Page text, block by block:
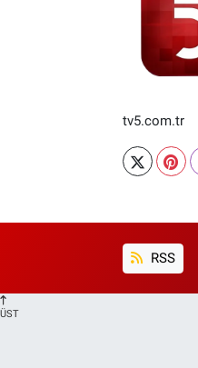
tv5.com.tr
RSS
ÜST